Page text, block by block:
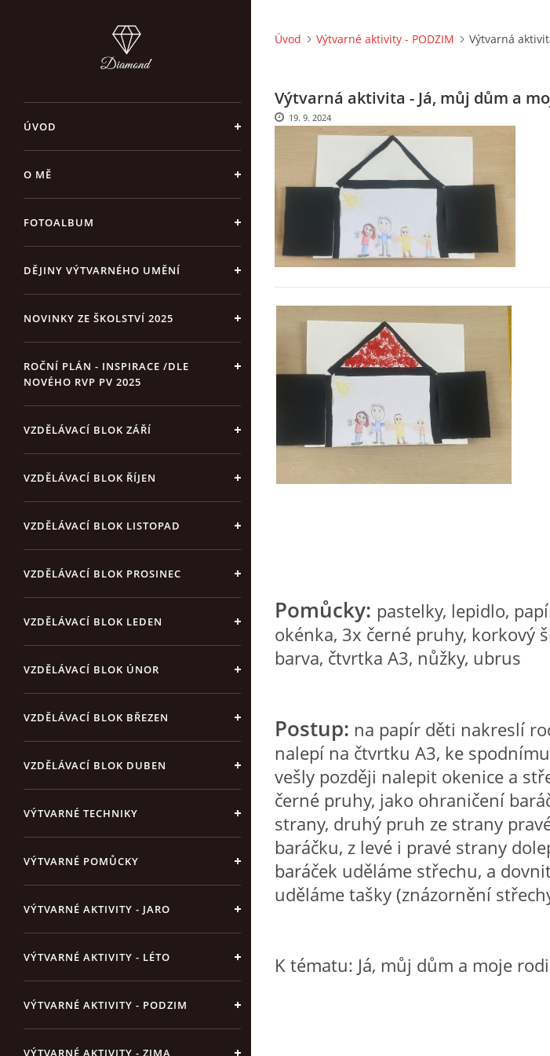
ÚVOD
O MĚ
FOTOALBUM
DĚJINY VÝTVARNÉHO UMĚNÍ
NOVINKY ZE ŠKOLSTVÍ 2025
ROČNÍ PLÁN - INSPIRACE /DLE
NOVÉHO RVP PV 2025
VZDĚLÁVACÍ BLOK ZÁŘÍ
VZDĚLÁVACÍ BLOK ŘÍJEN
VZDĚLÁVACÍ BLOK LISTOPAD
VZDĚLÁVACÍ BLOK PROSINEC
VZDĚLÁVACÍ BLOK LEDEN
VZDĚLÁVACÍ BLOK ÚNOR
VZDĚLÁVACÍ BLOK BŘEZEN
VZDĚLÁVACÍ BLOK DUBEN
VÝTVARNÉ TECHNIKY
VÝTVARNÉ POMŮCKY
VÝTVARNÉ AKTIVITY - JARO
VÝTVARNÉ AKTIVITY - LÉTO
VÝTVARNÉ AKTIVITY - PODZIM
VÝTVARNÉ AKTIVITY - ZIMA
Úvod Výtvarné aktivity - PODZIM Výtvarná
Výtvarná aktivita - Já, můj dům a
19. 9. 2024
Pomůcky: pastelky, lepidlo,
okénka, 3x černé pruhy, korkový
barva, čtvrtka A3, nůžky, ubrus
Postup: na papír děti nakreslí
nalepí na čtvrtku A3, ke
vešly později nalepit okenice a
černé pruhy, jako ohraničení
strany, druhý pruh ze strany
baráčku, z levé i pravé strany
baráček uděláme střechu, a
uděláme tašky (znázornění
K tématu: Já, můj dům a moje